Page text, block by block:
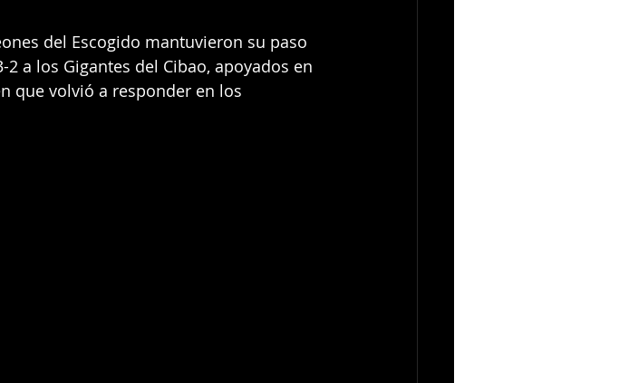
del Escogido mantuvieron su paso
a los Gigantes del Cibao, apoyados en
que volvió a responder en los